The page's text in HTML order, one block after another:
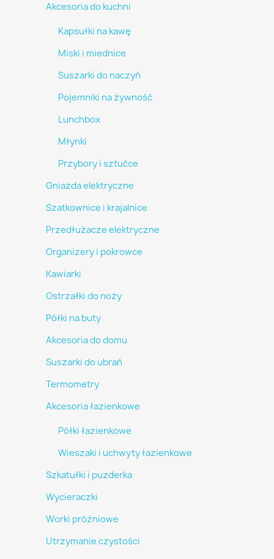
Akcesoria do kuchni
Kapsułki na kawę
Miski i miednice
Suszarki do naczyń
Pojemniki na żywność
Lunchbox
Młynki
Przybory i sztućce
Gniazda elektryczne
Szatkownice i krajalnice
Przedłużacze elektryczne
Organizery i pokrowce
Kawiarki
Ostrzałki do noży
Półki na buty
Akcesoria do domu
Suszarki do ubrań
Termometry
Akcesoria łazienkowe
Półki łazienkowe
Wieszaki i uchwyty łazienkowe
Szkatułki i puzderka
Wycieraczki
Worki próżniowe
Utrzymanie czystości